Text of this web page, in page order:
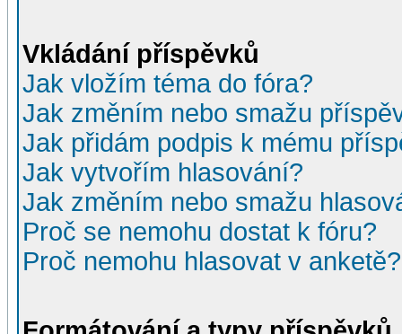
Vkládání příspěvků
Jak vložím téma do fóra?
Jak změním nebo smažu
Jak přidám podpis k mému
Jak vytvořím hlasování?
Jak změním nebo smažu
Proč se nemohu dostat k fóru?
Proč nemohu hlasovat v anketě?